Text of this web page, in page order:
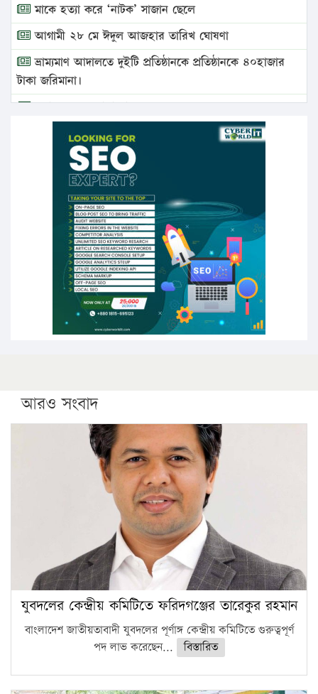
মাকে হত্যা করে ‘নাটক’ সাজান ছেলে
আগামী ২৮ মে ঈদুল আজহার তারিখ ঘোষণা
ভ্রাম্যমাণ আদালতে দুইটি প্রতিষ্ঠানকে প্রতিষ্ঠানকে ৪০হাজার
টাকা জরিমানা।
এবার লঞ্চের ভাড়া বাড়ল
১৭ থেকে ২১ শতাংশ বিদ্যুতের দাম বাড়ানোর প্রস্তাব পিডিবির
১৬ মে চাঁদপুর ও ২৫ মে ফেনী সফরে যাবেন প্রধানমন্ত্রী
উচ্চশিক্ষায় গৌরবময় অর্জন: পূর্ণ স্কলারশিপে যুক্তরাষ্ট্রে
পিএইচডি করছেন কুয়েটের কৃতি…
সারা দেশে বজ্রাঘাতে ১৪ জনের প্রাণহানি
কঠোর হচ্ছে এসএসসি ও এইচএসসি পরীক্ষা
ফরিদগঞ্জে আগুনে পুড়লো ৬ ব্যবসা প্রতিষ্ঠান
আরও সংবাদ
যুবদলের কেন্দ্রীয় কমিটিতে ফরিদগঞ্জের তারেকুর রহমান
বাংলাদেশ জাতীয়তাবাদী যুবদলের পূর্ণাঙ্গ কেন্দ্রীয় কমিটিতে গুরুত্বপূর্ণ
পদ লাভ করেছেন...
বিস্তারিত